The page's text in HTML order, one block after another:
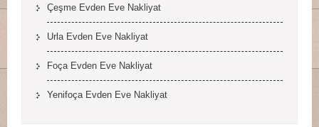
Çeşme Evden Eve Nakliyat
Urla Evden Eve Nakliyat
Foça Evden Eve Nakliyat
Yenifoça Evden Eve Nakliyat